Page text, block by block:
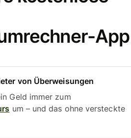
App
von Überweisungen
Geld immer zum
um – und das ohne versteckte